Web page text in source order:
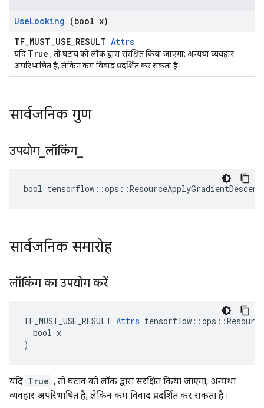
UseLocking (bool x)
TF_MUST_USE_RESULT Attrs
यदि True , तो घटाव को लॉक द्वारा संरक्षित किया जाएगा; अन्यथा व्यवहार
अपरिभाषित है, लेकिन कम विवाद प्रदर्शित कर सकता है।
सार्वजनिक गुण
उपयोग_लॉकिंग_
bool
सार्वजनिक समारोह
लॉकिंग का उपयोग करें
TF_MUST_USE_RESULT Attrs
  bool x
)
यदि True , तो घटाव को लॉक द्वारा संरक्षित किया जाएगा; अन्यथा
व्यवहार अपरिभाषित है, लेकिन कम विवाद प्रदर्शित कर सकता है।